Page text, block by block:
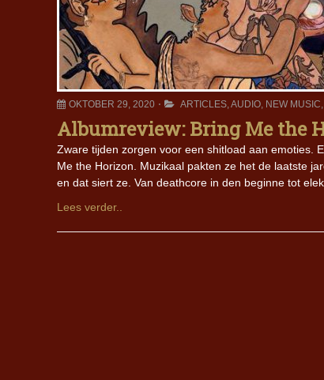
OKTOBER 29, 2020 ARTICLES,AUDIO, NEW MUSIC,
Albumreview: Bring Me the
Zware tijden zorgen voor een shitload aan emoties.
Me the Horizon. Muzikaal pakten ze het de laatste
en dat siert ze. Van deathcore in den beginne tot
Lees verder..